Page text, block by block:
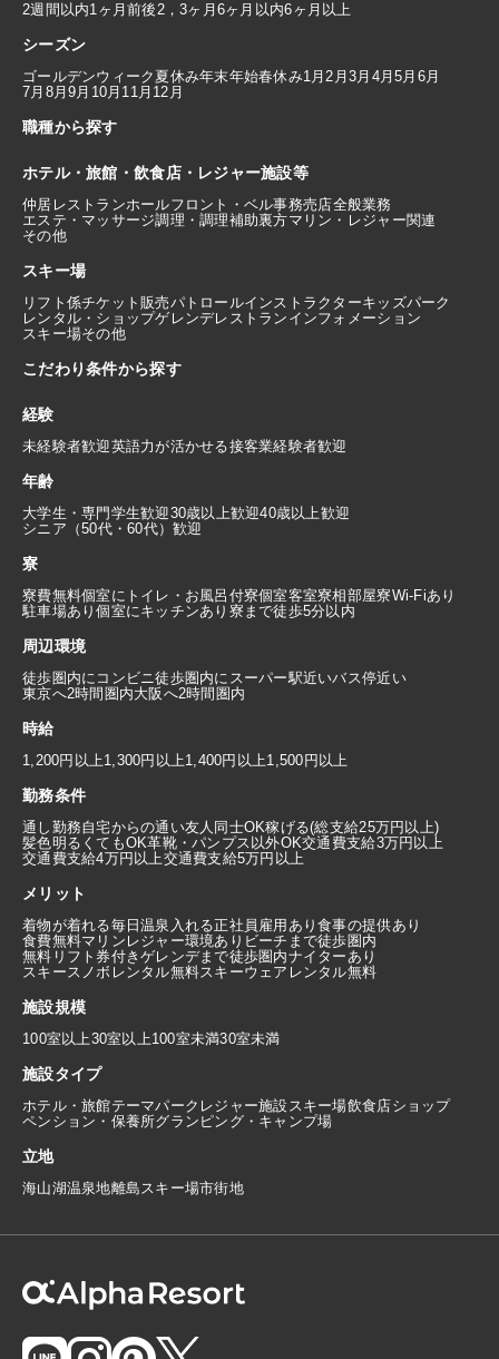
2週間以内1ヶ月前後2，3ヶ月 6ヶ月以内6ヶ月以上
シーズン
ゴールデンウィーク 夏休み年末年始春休み1月2月3月 4月5月 6月
7月 8月9月 10月 11月 12月
職種から探す
ホテル・旅館・飲食店・レジャー施設等
仲居 レストランホールフロント・ベル事務売店全般業務
エステ・マッサージ調理・調理補助裏方マリン・レジャー関連
その他
スキー場
リフト係チケット販売パトロールインストラクターキッズパーク
レンタル・ショップゲレンデレストラン インフォメーション
スキー場その他
こだわり条件から探す
経験
未経験者歓迎英語力が活かせる接客業経験者歓迎
年齢
大学生・専門学生歓迎30歳以上歓迎40歳以上歓迎
シニア（50代・60代）歓迎
寮
寮費無料個室にトイレ・お風呂付寮個室客室寮相部屋寮Wi-Fiあり
駐車場あり個室にキッチンあり 寮まで徒歩5分以内
周辺環境
徒歩圏内にコンビニ徒歩圏内にスーパー駅近いバス停近い
東京へ2時間圏内大阪へ2時間圏内
時給
1,200円以上1,300円以上1,400円以上1,500円以上
勤務条件
通し勤務自宅からの通い友人同士OK稼げる(総支給25万円以上)
髪色明るくてもOK革靴・パンプス以外OK交通費支給3万円以上
交通費支給4万円以上交通費支給5万円以上
メリット
着物が着れる毎日温泉入れる正社員雇用あり食事の提供あり
食費無料マリンレジャー環境あり ビーチまで徒歩圏内
無料リフト券付きゲレンデまで徒歩圏内ナイターあり
スキースノボレンタル無料スキーウェアレンタル無料
施設規模
100室以上30室以上100室未満30室未満
施設タイプ
ホテル・旅館テーマパーク レジャー施設スキー場飲食店ショップ
ペンション・保養所グランピング・キャンプ場
立地
海山湖温泉地離島スキー場市街地